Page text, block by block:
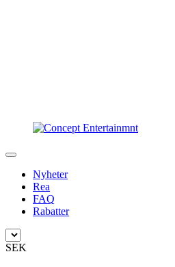
Nyheter
Rea
FAQ
Rabatter
SEK